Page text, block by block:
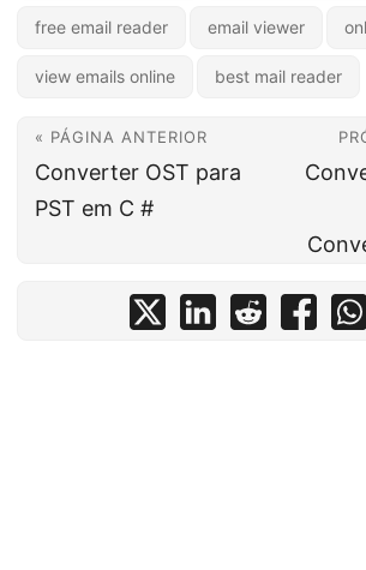
free email reader email viewer
view emails online best mail reader
« PÁGINA ANTERIOR
Converter OST para
PST em C #